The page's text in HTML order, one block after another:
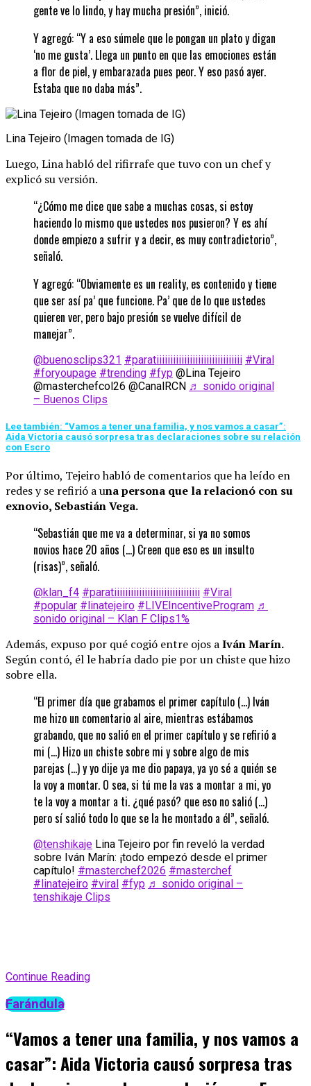
gente ve lo lindo, y hay mucha presión”, inició.
Y agregó: “Y a eso súmele que le pongan un plato y digan
‘no me gusta’. Llega un punto en que las emociones están
a flor de piel, y embarazada pues peor. Y eso pasó ayer.
Estaba que no daba más”.
Lina Tejeiro (Imagen tomada de IG)
Luego, Lina habló del rifirrafe que tuvo con un chef y
explicó su versión.
“¿Cómo me dice que sabe a muchas cosas, si estoy
haciendo lo mismo que ustedes nos pusieron? Y es ahí
donde empiezo a sufrir y a decir, es muy contradictorio”,
señaló.
Y agregó: “Obviamente es un reality, es contenido y tiene
que ser así pa’ que funcione. Pa’ que de lo que ustedes
quieren ver, pero bajo presión se vuelve difícil de
manejar”.
@buenosclips321 #paratiiiiiiiiiiiiiiiiiiiiiiiiiiiiiii #Viral
#foryoupage #trending #fyp @Lina Tejeiro
@masterchefcol26 @CanalRCN ♬ sonido original
– Buenos Clips
Lee también: “Vamos a tener una familia, y nos vamos a casar”:
Aida Victoria causó sorpresa tras declaraciones sobre su relación
con Escro
Por último, Tejeiro habló de comentarios que ha leído en
redes y se refirió a una persona que la relacionó con su
exnovio, Sebastián Vega.
“Sebastián que me va a determinar, si ya no somos
novios hace 20 años (…) Creen que eso es un insulto
(risas)”, señaló.
@klan_f4 #paratiiiiiiiiiiiiiiiiiiiiiiiiiiiiiii #Viral
#popular #linatejeiro #LIVEIncentiveProgram ♬
sonido original – Klan F Clips1%
Además, expuso por qué cogió entre ojos aIván Marín.
Según contó, él le habría dado pie por un chiste que hizo
sobre ella.
“El primer día que grabamos el primer capítulo (…) Iván
me hizo un comentario al aire, mientras estábamos
grabando, que no salió en el primer capítulo y se refirió a
mi (…) Hizo un chiste sobre mi y sobre algo de mis
parejas (…) y yo dije ya me dio papaya, ya yo sé a quién se
la voy a montar. O sea, si tú me la vas a montar a mi, yo
te la voy a montar a ti. ¿qué pasó? que eso no salió (…)
pero sí salió todo lo que se la he montado a él”, señaló.
@tenshikaje Lina Tejeiro por fin reveló la verdad
sobre Iván Marín: ¡todo empezó desde el primer
capítulo! #masterchef2026 #masterchef
#linatejeiro #viral #fyp ♬ sonido original –
tenshikaje Clips
Continue Reading
Farándula
“Vamos a tener una familia, y nos vamos a
casar”: Aida Victoria causó sorpresa tras